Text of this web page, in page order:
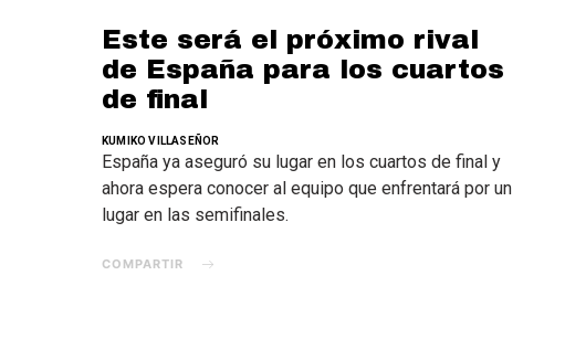
Este será el próximo rival
de España para los cuartos
de final
KUMIKO VILLASEÑOR
España ya aseguró su lugar en los cuartos de final y
ahora espera conocer al equipo que enfrentará por un
lugar en las semifinales.
COMPARTIR